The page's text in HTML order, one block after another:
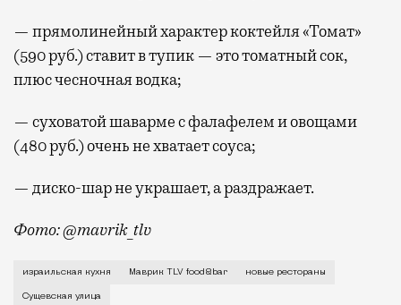
— прямолинейный характер коктейля «Томат»
(590 руб.) ставит в тупик — это томатный сок,
плюс чесночная водка;
— суховатой шаварме с фалафелем и овощами
(480 руб.) очень не хватает соуса;
— диско-шар не украшает, а раздражает.
Фото: @mavrik_tlv
В новом бистро «Маврик TLV food&bar»
израильская кухня Маврик TLV food&bar новые рестораны
Сущевская улица